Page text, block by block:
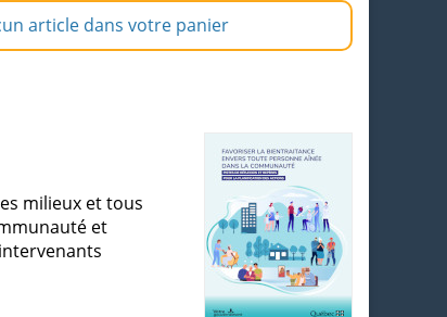
article dans votre panier
milieux et tous
et